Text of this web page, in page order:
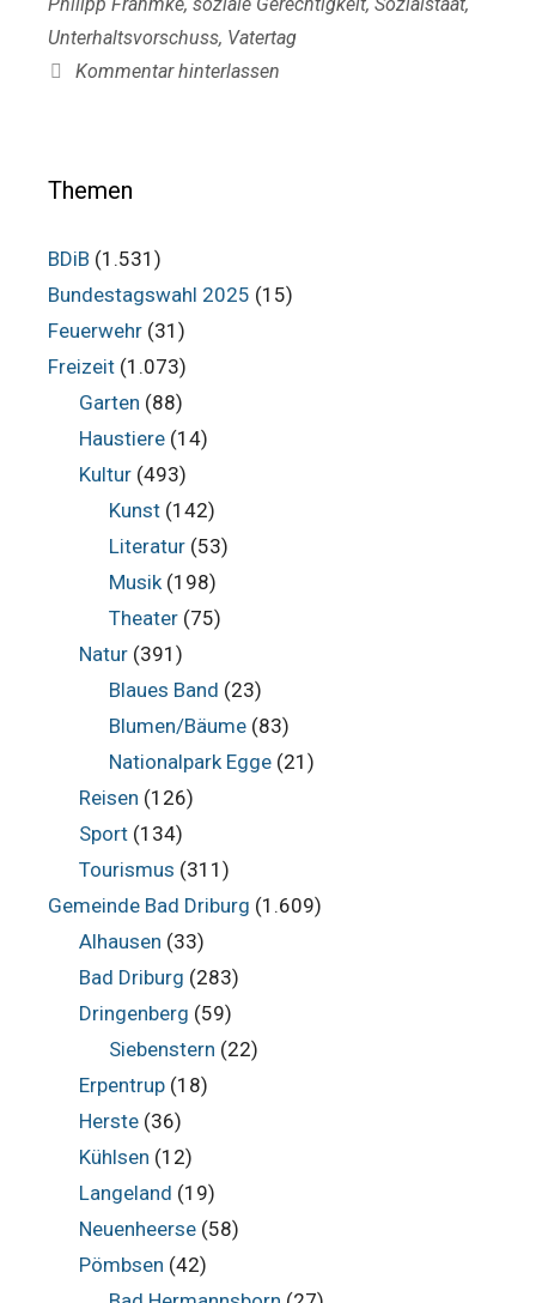
Unterhaltsvorschuss, Vatertag
Kommentar hinterlassen
Themen
BDiB (1.531)
Bundestagswahl 2025 (15)
Feuerwehr (31)
Freizeit (1.073)
Garten (88)
Haustiere(14)
Kultur(493)
Kunst (142)
Literatur (53)
Musik(198)
Theater (75)
Natur(391)
Blaues Band (23)
Blumen/Bäume (83)
Nationalpark Egge (21)
Reisen (126)
Sport(134)
Tourismus (311)
Gemeinde Bad Driburg (1.609)
Alhausen (33)
Bad Driburg (283)
Dringenberg (59)
Siebenstern (22)
Erpentrup(18)
Herste(36)
Kühlsen (12)
Langeland (19)
Neuenheerse(58)
Pömbsen (42)